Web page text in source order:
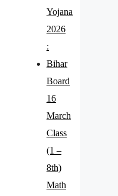
Yojana
2026
:
Bihar
Board
16
March
Class
(1 –
8th)
Math